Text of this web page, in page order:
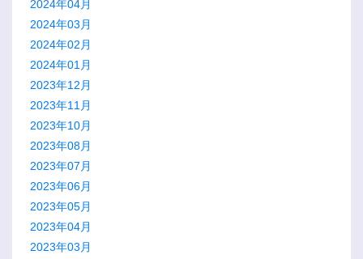
2024年04月
2024年03月
2024年02月
2024年01月
2023年12月
2023年11月
2023年10月
2023年08月
2023年07月
2023年06月
2023年05月
2023年04月
2023年03月